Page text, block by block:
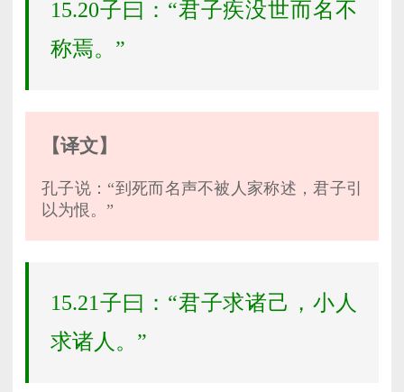
15.20子曰：“君子疾没世而名不
称焉。”
【译文】
孔子说：“到死而名声不被人家称述，君子引
以为恨。”
15.21子曰：“君子求诸己，小人
求诸人。”